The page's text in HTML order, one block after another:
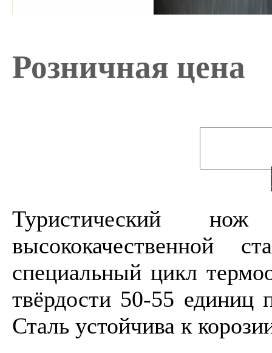
Розничная цена
Туристический
высококачественной
специальный цикл
твёрдости 50-55 единиц
Сталь устойчива к